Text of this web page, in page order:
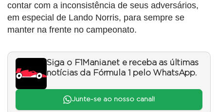
contar com a inconsistência de seus adversários,
em especial de Lando Norris, para sempre se
manter na frente no campeonato.
Siga o F1Mania.net e receba as últimas
notícias da Fórmula 1 pelo WhatsApp.
Junte-se ao nosso canal!